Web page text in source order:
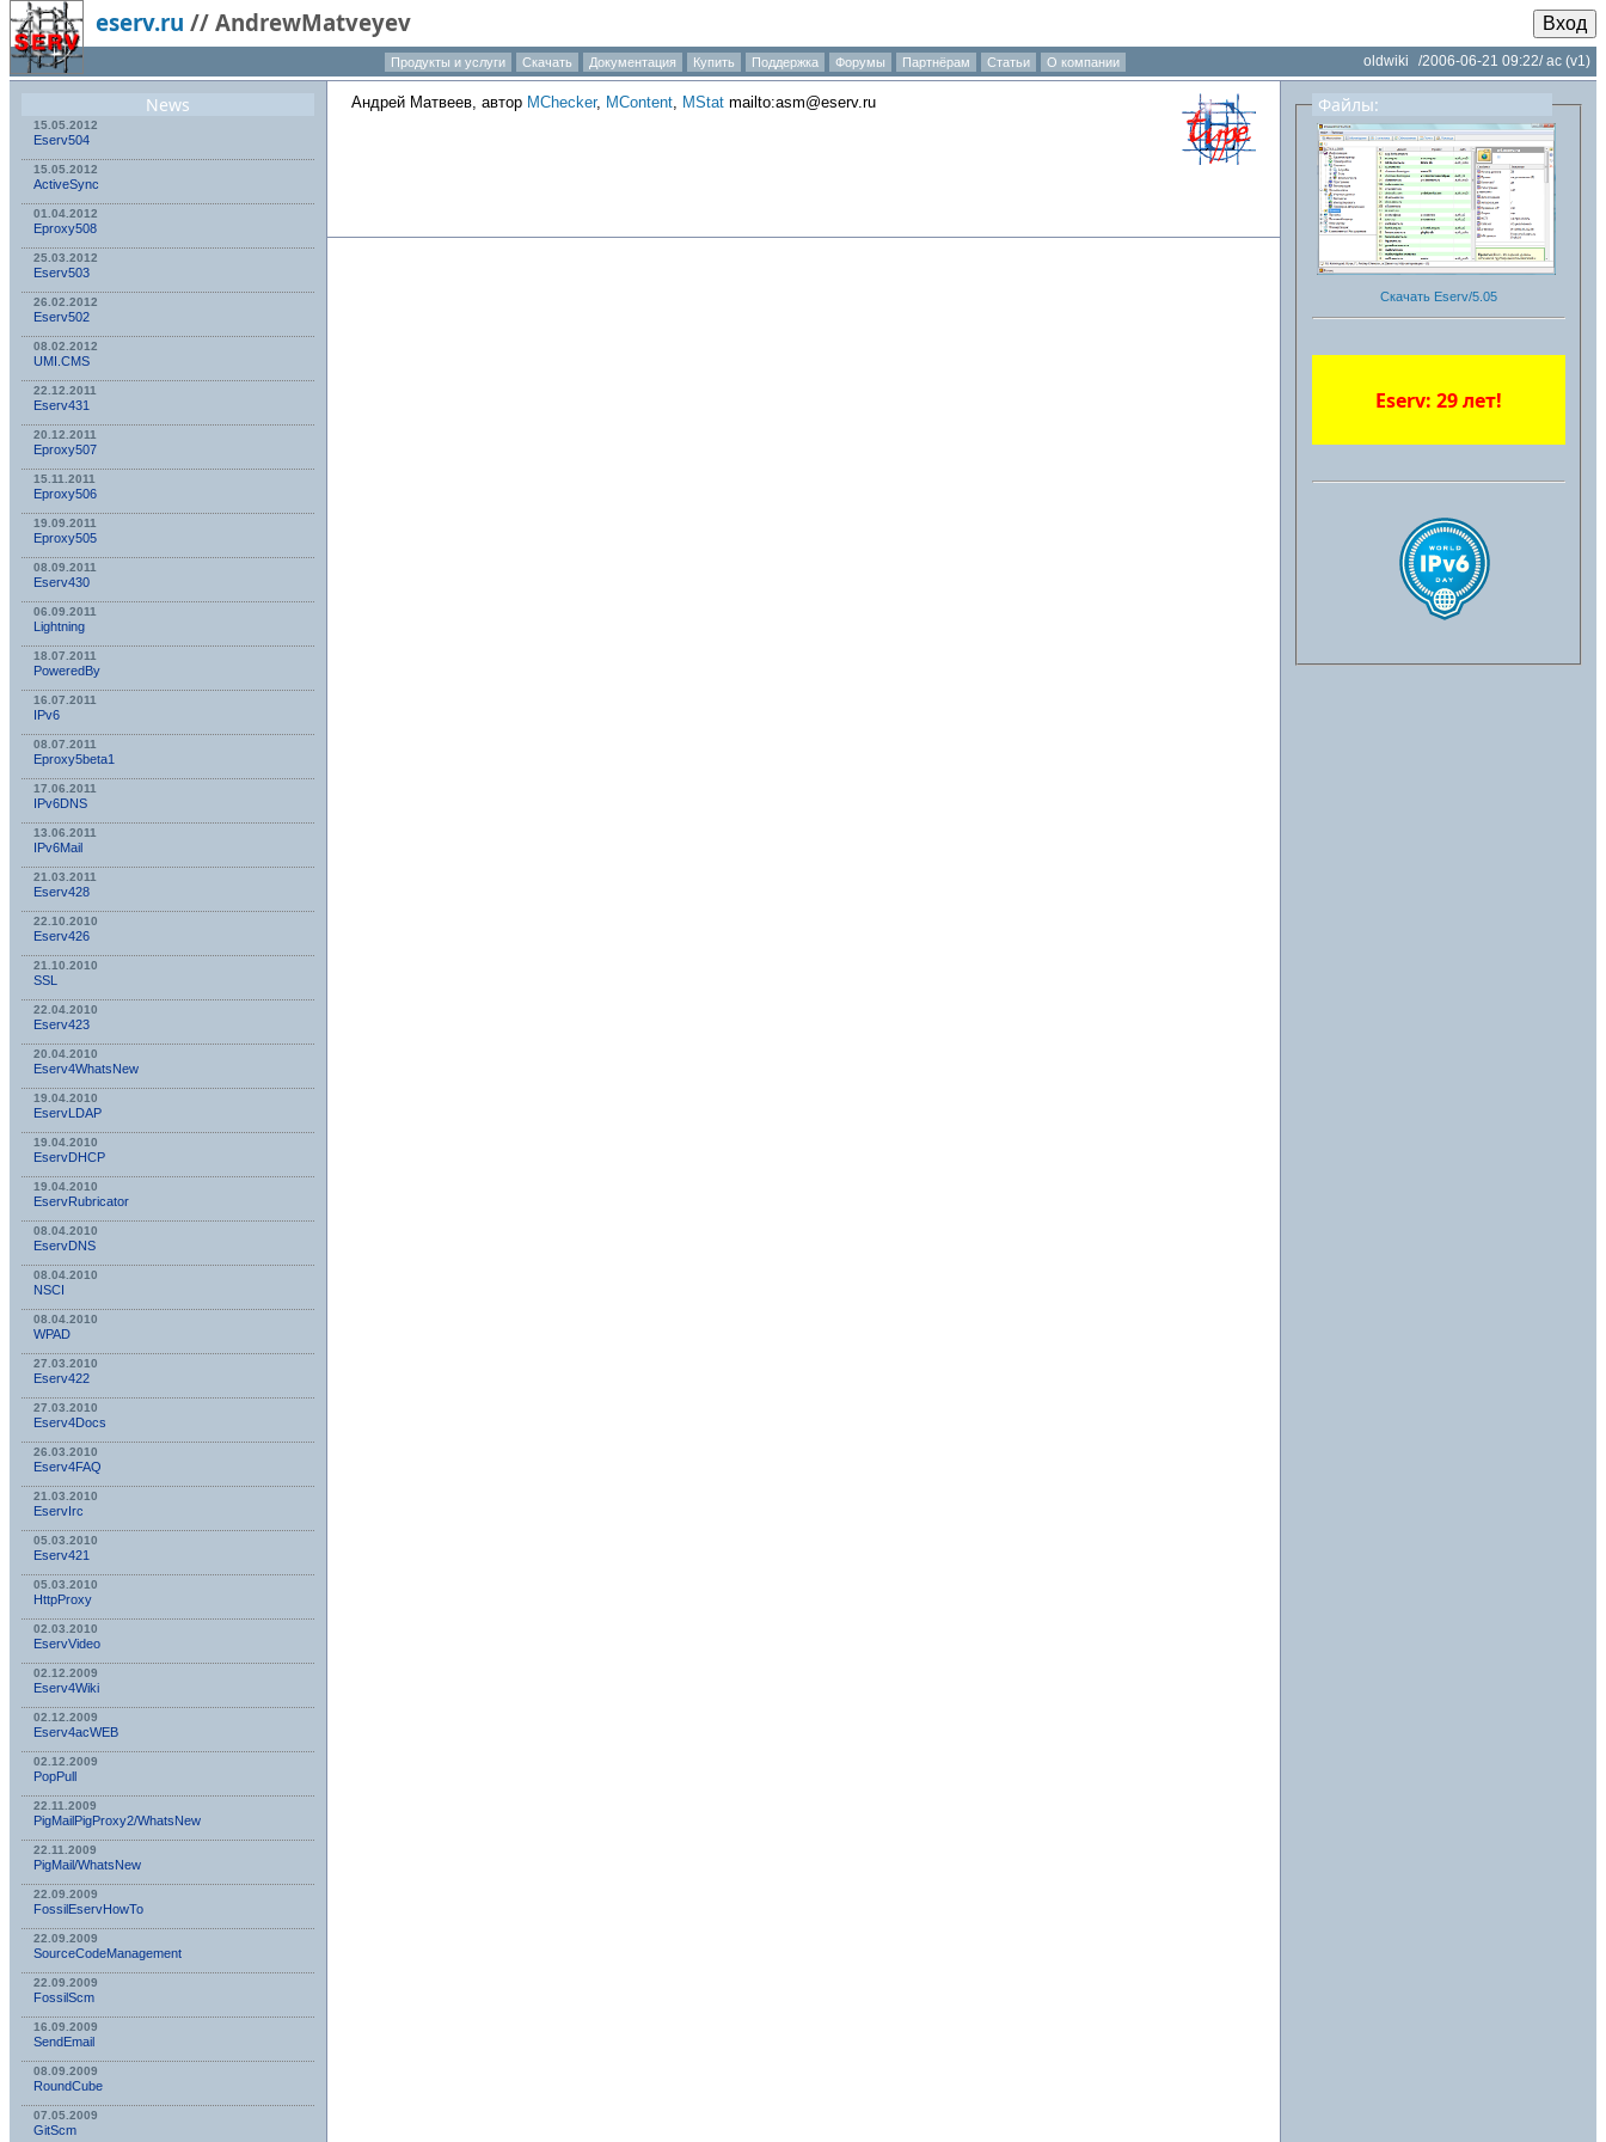
Вход
eserv.ru // AndrewMatveyev
oldwiki /2006-06-21 09:22/ac (v1)
Продукты и услуги Скачать Документация Купить Поддержка Форумы Партнёрам Статьи О компании
News
15.05.2012
Eserv504
15.05.2012
ActiveSync
01.04.2012
Eproxy508
25.03.2012
Eserv503
26.02.2012
Eserv502
08.02.2012
UMI.CMS
22.12.2011
Eserv431
20.12.2011
Eproxy507
15.11.2011
Eproxy506
19.09.2011
Eproxy505
08.09.2011
Eserv430
06.09.2011
Lightning
18.07.2011
PoweredBy
16.07.2011
IPv6
08.07.2011
Eproxy5beta1
17.06.2011
IPv6DNS
13.06.2011
IPv6Mail
21.03.2011
Eserv428
22.10.2010
Eserv426
21.10.2010
SSL
22.04.2010
Eserv423
20.04.2010
Eserv4WhatsNew
19.04.2010
EservLDAP
19.04.2010
EservDHCP
19.04.2010
EservRubricator
08.04.2010
EservDNS
08.04.2010
NSСI
08.04.2010
WPAD
27.03.2010
Eserv422
27.03.2010
Eserv4Docs
26.03.2010
Eserv4FAQ
21.03.2010
EservIrc
05.03.2010
Eserv421
05.03.2010
HttpProxy
02.03.2010
EservVideo
02.12.2009
Eserv4Wiki
02.12.2009
Eserv4acWEB
02.12.2009
PopPull
22.11.2009
PigMailPigProxy2/WhatsNew
22.11.2009
PigMail/WhatsNew
22.09.2009
FossilEservHowTo
22.09.2009
SourceCodeManagement
22.09.2009
FossilScm
16.09.2009
SendEmail
08.09.2009
RoundCube
07.05.2009
GitScm
Андрей Матвеев, автор MChecker, MContent, MStat mailto:asm@eserv.ru Файлы:
Скачать Eserv/5.05
Eserv: 29 лет!